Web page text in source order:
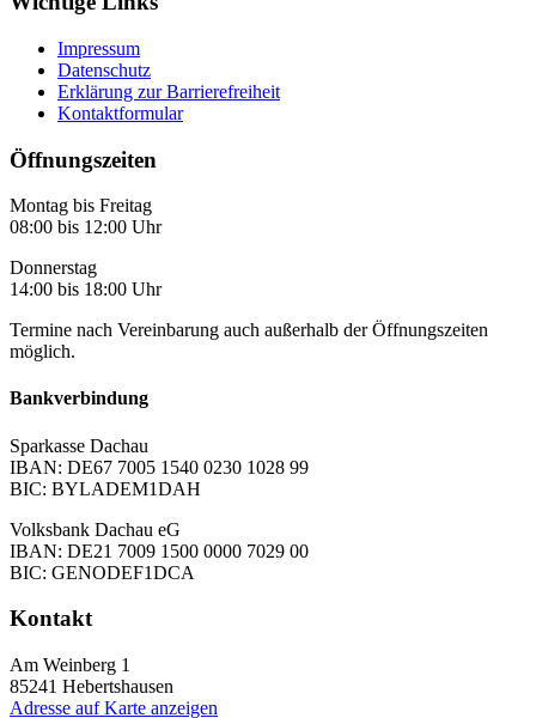
Impressum
Datenschutz
Erklärung zur Barrierefreiheit
Kontaktformular
Öffnungszeiten
Montag bis Freitag
08:00 bis 12:00 Uhr
Donnerstag
14:00 bis 18:00 Uhr
Termine nach Vereinbarung auch außerhalb der Öffnungszeiten
möglich.
Bankverbindung
Sparkasse Dachau
IBAN: DE67 7005 1540 0230 1028 99
BIC: BYLADEM1DAH
Volksbank Dachau eG
IBAN: DE21 7009 1500 0000 7029 00
BIC: GENODEF1DCA
Kontakt
Am Weinberg 1
85241 Hebertshausen
Adresse auf Karte anzeigen